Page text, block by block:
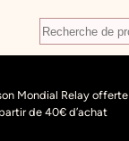
Recherche
Mondial Relay offerte
de 40€ d’achat